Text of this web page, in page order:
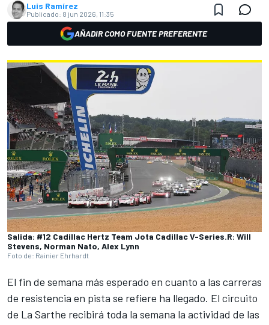
Luis Ramírez
Publicado: 8 jun 2026, 11:35
AÑADIR COMO FUENTE PREFERENTE
Salida: #12 Cadillac Hertz Team Jota Cadillac V-Series.R: Will
Stevens, Norman Nato, Alex Lynn
Foto de: Rainier Ehrhardt
El fin de semana más esperado en cuanto a las carreras
de resistencia en pista se refiere ha llegado. El circuito
de La Sarthe recibirá toda la semana la actividad de las